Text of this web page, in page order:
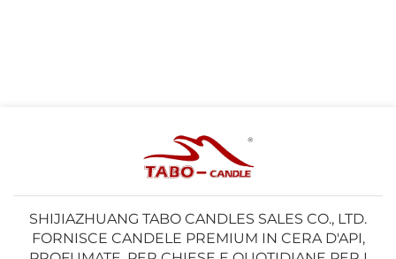
SHIJIAZHUANG TABO CANDLES SALES CO., LTD.
FORNISCE CANDELE PREMIUM IN CERA D'API,